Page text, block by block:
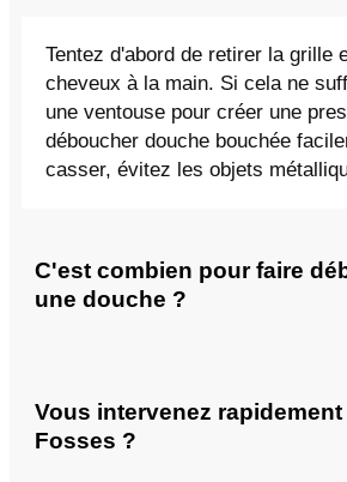
Tentez d'abord de retirer la grille
cheveux à la main. Si cela ne
une ventouse pour créer une
déboucher douche bouchée
casser, évitez les objets
C'est combien pour faire
une douche ?
Vous intervenez
Fosses ?